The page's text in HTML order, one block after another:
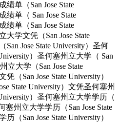
单（San Jose State
单（ San Jose State
单（San Jose State
学文凭（San Jose State
Jose State University）圣何
）圣何塞州立大学（ San
立大学（San Jose State
（San Jose State University）
State University）文凭圣何塞州
）圣何塞州立大学学历（
塞州立大学学历（San Jose State
（San Jose State University）